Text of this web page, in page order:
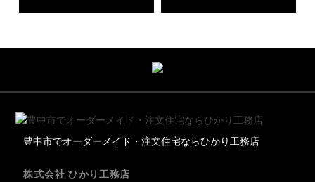
豊中市でオーダーメイド・注文住宅ならひかり工務店
株式会社 ひかり工務店